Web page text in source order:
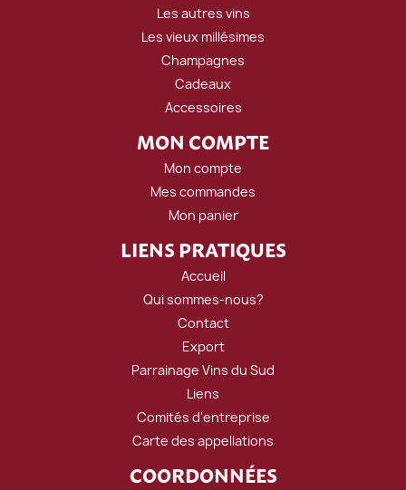
Les autres vins
Les vieux millésimes
Champagnes
Cadeaux
Accessoires
MON COMPTE
Mon compte
Mes commandes
Mon panier
LIENS PRATIQUES
Accueil
Qui sommes-nous?
Contact
Export
Parrainage Vins du Sud
Liens
Comités d'entreprise
Carte des appellations
COORDONNÉES